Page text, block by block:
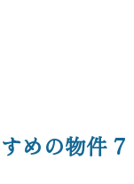
めの物件 7